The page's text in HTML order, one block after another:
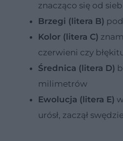
znacząco się od
Brzegi (litera B)
Kolor (litera C)
czerwieni czy
Średnica (litera D)
milimetrów
Ewolucja (litera E)
urósł, zaczął